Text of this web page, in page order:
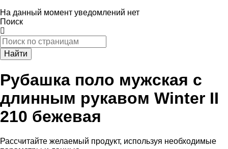
На данный момент уведомлений нет
Поиск
Найти
Рубашка поло мужская с
длинным рукавом Winter II
210 бежевая
Рассчитайте желаемый продукт, используя необходимые